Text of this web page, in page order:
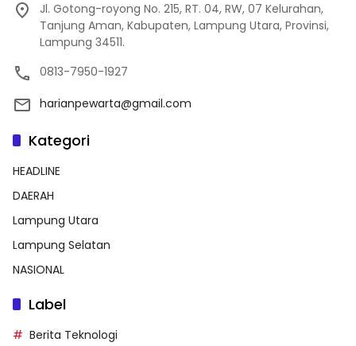
Jl. Gotong-royong No. 215, RT. 04, RW, 07 Kelurahan,
Tanjung Aman, Kabupaten, Lampung Utara, Provinsi,
Lampung 34511.
0813-7950-1927
harianpewarta@gmail.com
Kategori
HEADLINE
DAERAH
Lampung Utara
Lampung Selatan
NASIONAL
Label
Berita Teknologi